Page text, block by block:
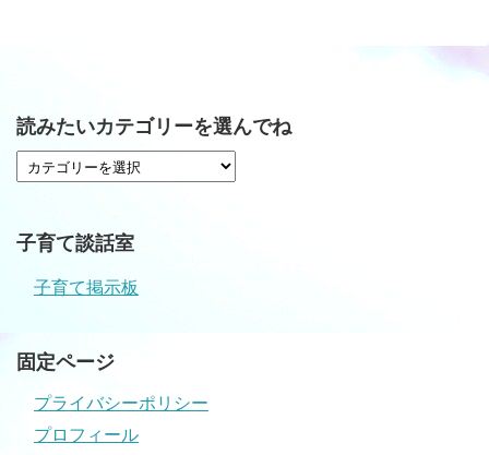
読みたいカテゴリーを選んでね
子育て談話室
子育て掲示板
固定ページ
プライバシーポリシー
プロフィール